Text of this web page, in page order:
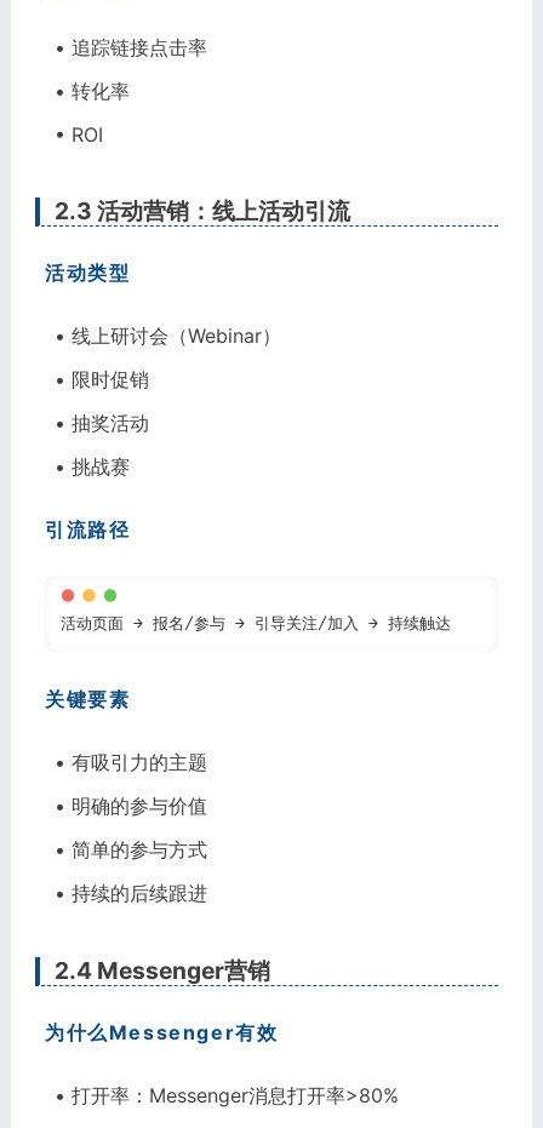
• 追踪链接点击率
• 转化率
• ROI
2.3 活动营销：线上活动引流
活动类型
• 线上研讨会（Webinar）
• 限时促销
• 抽奖活动
• 挑战赛
引流路径
活动页面 → 报名/参与 → 引导关注/加入 → 持续触达
关键要素
• 有吸引力的主题
• 明确的参与价值
• 简单的参与方式
• 持续的后续跟进
2.4 Messenger营销
为什么Messenger有效
• 打开率：Messenger消息打开率>80%